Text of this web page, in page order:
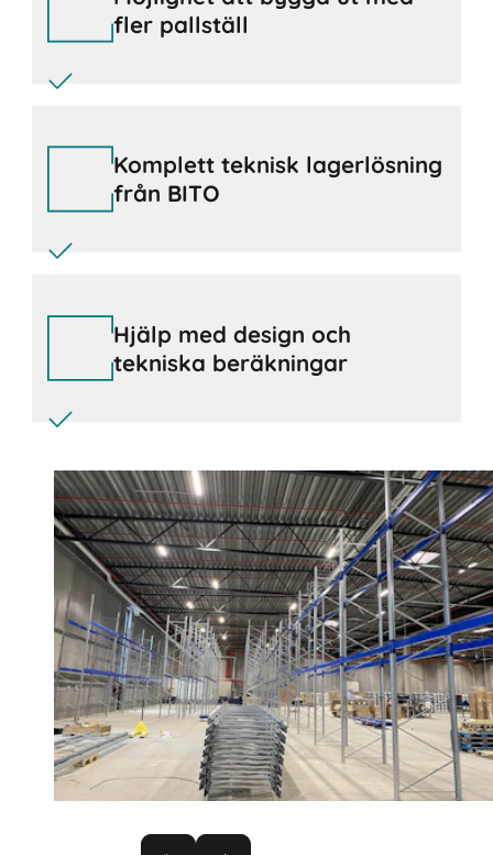
fler pallställ
Komplett teknisk lagerlösning
från BITO
Hjälp med design och
tekniska beräkningar